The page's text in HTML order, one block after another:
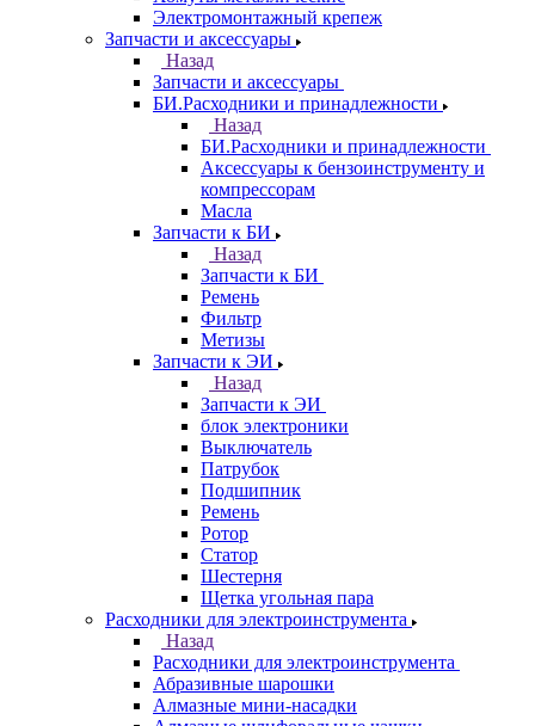
Электромонтажный крепеж
Запчасти и аксессуары
Назад
Запчасти и аксессуары
БИ.Расходники и принадлежности
Назад
БИ.Расходники и принадлежности
Аксессуары к бензоинструменту и
компрессорам
Масла
Запчасти к БИ
Назад
Запчасти к БИ
Ремень
Фильтр
Метизы
Запчасти к ЭИ
Назад
Запчасти к ЭИ
блок электроники
Выключатель
Патрубок
Подшипник
Ремень
Ротор
Статор
Шестерня
Щетка угольная пара
Расходники для электроинструмента
Назад
Расходники для электроинструмента
Абразивные шарошки
Алмазные мини-насадки